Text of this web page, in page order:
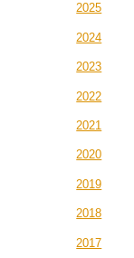
2025
2024
2023
2022
2021
2020
2019
2018
2017